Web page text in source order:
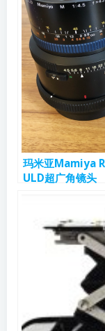
玛米亚Mamiya
ULD超广角镜头